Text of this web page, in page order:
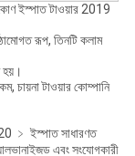
ইস্পাত টাওয়ার 2019
রূপ, তিনটি কলাম
হয়।
চায়না টাওয়ার কোম্পানি
﹥ ইস্পাত সাধারণত
এবং সংযোগকারী